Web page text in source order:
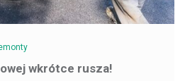
wkrótce rusza!